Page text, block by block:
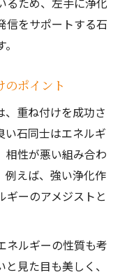
信をサポートする石
のポイント
、重ね付けを成功さ
い石同士はエネルギ
相性が悪い組み合わ
例えば、強い浄化作
ギーのアメジストと
ネルギーの性質も考
見た目も美しく、